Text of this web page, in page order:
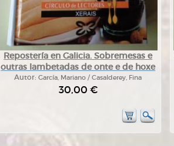
Repostería en Galicia. Sobremesas e
outras lambetadas de onte e de hoxe
Autor:García, Mariano / Casalderey, Fina
30,00 €